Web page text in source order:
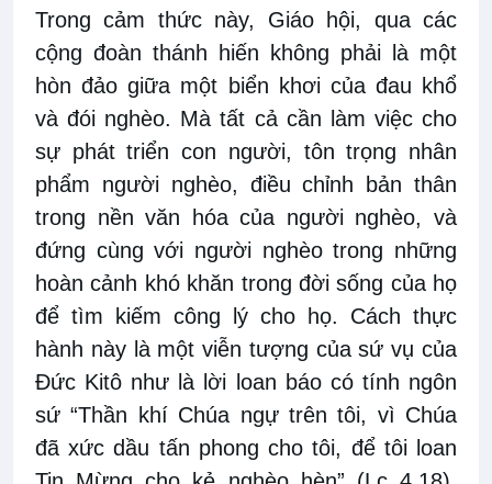
Trong cảm thức này, Giáo hội, qua các
cộng đoàn thánh hiến không phải là một
hòn đảo giữa một biển khơi của đau khổ
và đói nghèo. Mà tất cả cần làm việc cho
sự phát triển con người, tôn trọng nhân
phẩm người nghèo, điều chỉnh bản thân
trong nền văn hóa của người nghèo, và
đứng cùng với người nghèo trong những
hoàn cảnh khó khăn trong đời sống của họ
để tìm kiếm công lý cho họ. Cách thực
hành này là một viễn tượng của sứ vụ của
Đức Kitô như là lời loan báo có tính ngôn
sứ “Thần khí Chúa ngự trên tôi, vì Chúa
đã xức dầu tấn phong cho tôi, để tôi loan